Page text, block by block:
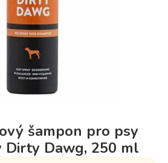
šampon pro psy
Dawg, 250 ml